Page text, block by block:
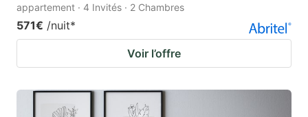
appartement · 4 Invités · 2 Chambres
571€ /nuit*
Voir l’offre